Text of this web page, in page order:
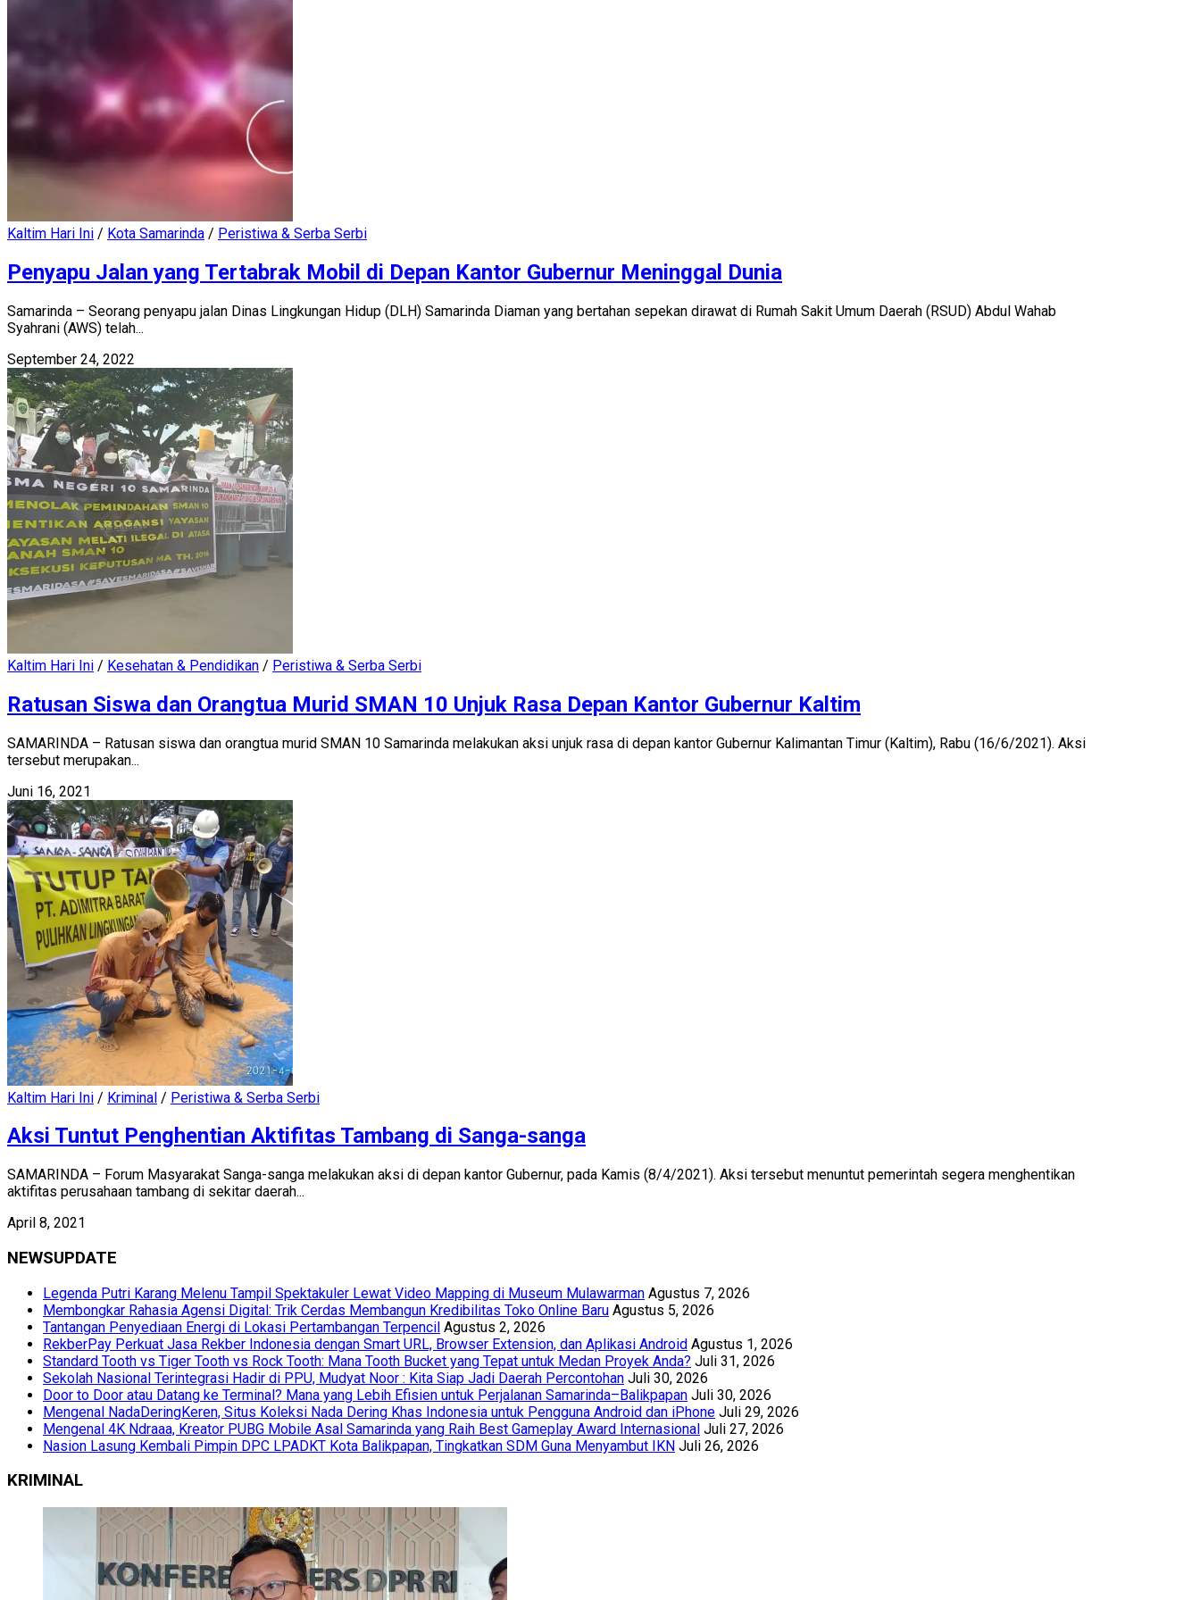
Kaltim Hari Ini / Kota Samarinda / Peristiwa & Serba Serbi
Penyapu Jalan yang Tertabrak Mobil di Depan Kantor Gubernur Meninggal Dunia
Samarinda – Seorang penyapu jalan Dinas Lingkungan Hidup (DLH) Samarinda Diaman yang bertahan sepekan dirawat di Rumah Sakit Umum Daerah (RSUD) Abdul Wahab
Syahrani (AWS) telah...
September 24, 2022
Kaltim Hari Ini / Kesehatan & Pendidikan / Peristiwa & Serba Serbi
Ratusan Siswa dan Orangtua Murid SMAN 10 Unjuk Rasa Depan Kantor Gubernur Kaltim
SAMARINDA – Ratusan siswa dan orangtua murid SMAN 10 Samarinda melakukan aksi unjuk rasa di depan kantor Gubernur Kalimantan Timur (Kaltim), Rabu (16/6/2021). Aksi
tersebut merupakan...
Juni 16, 2021
Kaltim Hari Ini / Kriminal / Peristiwa & Serba Serbi
Aksi Tuntut Penghentian Aktifitas Tambang di Sanga-sanga
SAMARINDA – Forum Masyarakat Sanga-sanga melakukan aksi di depan kantor Gubernur, pada Kamis (8/4/2021). Aksi tersebut menuntut pemerintah segera menghentikan
aktifitas perusahaan tambang di sekitar daerah...
April 8, 2021
NEWSUPDATE
Legenda Putri Karang Melenu Tampil Spektakuler Lewat Video Mapping di Museum Mulawarman Agustus 7, 2026
Membongkar Rahasia Agensi Digital: Trik Cerdas Membangun Kredibilitas Toko Online Baru Agustus 5, 2026
Tantangan Penyediaan Energi di Lokasi Pertambangan Terpencil Agustus 2, 2026
RekberPay Perkuat Jasa Rekber Indonesia dengan Smart URL, Browser Extension, dan Aplikasi Android Agustus 1, 2026
Standard Tooth vs Tiger Tooth vs Rock Tooth: Mana Tooth Bucket yang Tepat untuk Medan Proyek Anda? Juli 31, 2026
Sekolah Nasional Terintegrasi Hadir di PPU, Mudyat Noor : Kita Siap Jadi Daerah Percontohan Juli 30, 2026
Door to Door atau Datang ke Terminal? Mana yang Lebih Efisien untuk Perjalanan Samarinda–Balikpapan Juli 30, 2026
Mengenal NadaDeringKeren, Situs Koleksi Nada Dering Khas Indonesia untuk Pengguna Android dan iPhone Juli 29, 2026
Mengenal 4K Ndraaa, Kreator PUBG Mobile Asal Samarinda yang Raih Best Gameplay Award Internasional Juli 27, 2026
Nasion Lasung Kembali Pimpin DPC LPADKT Kota Balikpapan, Tingkatkan SDM Guna Menyambut IKN Juli 26, 2026
KRIMINAL